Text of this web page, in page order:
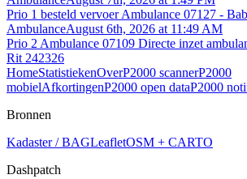
Prio 1 besteld vervoer Ambulance 07127 -
AmbulanceAugust 6th, 2026 at 11:49 AM
Prio 2 Ambulance 07109 Directe inzet
Rit 242326
HomeStatistiekenOverP2000 scannerP2000
mobielAfkortingenP2000 open dataP2000
Bronnen
Kadaster / BAGLeafletOSM + CARTO
Dashpatch